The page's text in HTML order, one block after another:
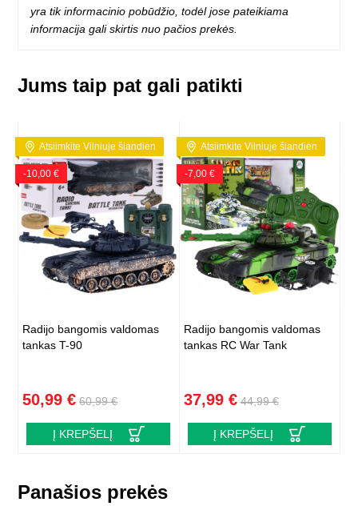
yra tik informacinio pobūdžio, todėl jose pateikiama
informacija gali skirtis nuo pačios prekės.
Jums taip pat gali patikti
Atsiimkite Vilniuje šiandien
-10,00 €
Radijo bangomis valdomas
tankas T-90
50,99 € 60,99 €
Į KREPŠELĮ
Atsiimkite Vilniuje šiandien
-7,00 €
Radijo bangomis valdomas
tankas RC War Tank
37,99 € 44,99 €
Į KREPŠELĮ
Panašios prekės